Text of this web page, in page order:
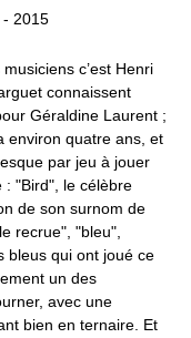
2015
c’est Henri
connaissent
Géraldine Laurent ;
environ quatre ans, et
par jeu à jouer
: "Bird", le célèbre
de son surnom de
recrue", "bleu",
bleus qui ont joué ce
un des
avec une
bien en ternaire. Et